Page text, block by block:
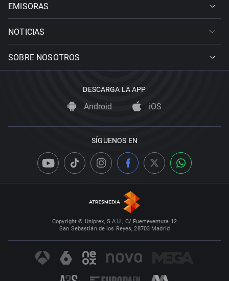
EMISORAS
NOTICIAS
SOBRE NOSOTROS
DESCARGA LA APP
Android iOS
SÍGUENOS EN
Copyright © Uniprex, S.A.U., C/ Fuerteventura 12
San Sebastián de los Reyes, 28703 Madrid